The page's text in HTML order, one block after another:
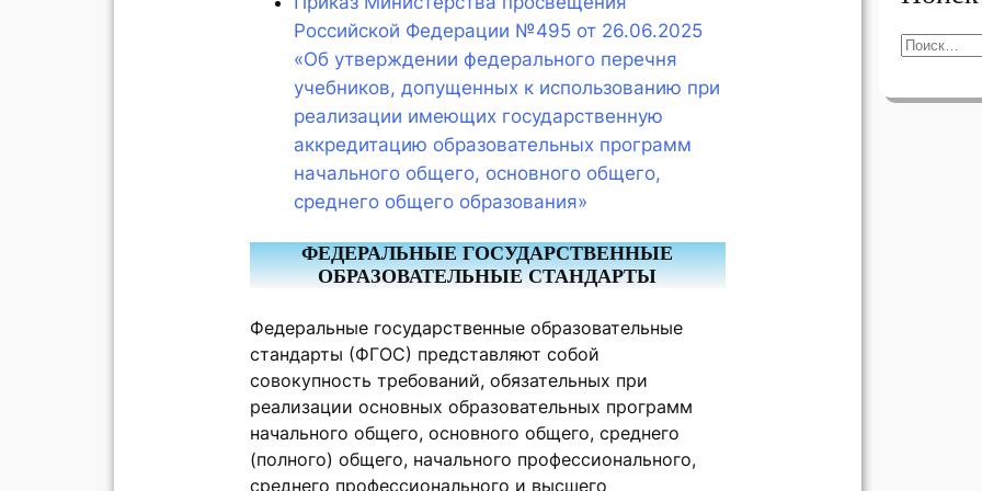
Российской Федерации №495 от 26.06.2025
«Об утверждении федерального перечня
учебников, допущенных к использованию при
реализации имеющих государственную
аккредитацию образовательных программ
начального общего, основного общего,
среднего общего образования»
ФЕДЕРАЛЬНЫЕ ГОСУДАРСТВЕННЫЕ
ОБРАЗОВАТЕЛЬНЫЕ СТАНДАРТЫ
Федеральные государственные образовательные
стандарты (ФГОС) представляют собой
совокупность требований, обязательных при
реализации основных образовательных программ
начального общего, основного общего, среднего
(полного) общего, начального профессионального,
среднего профессионального и высшего
П
и